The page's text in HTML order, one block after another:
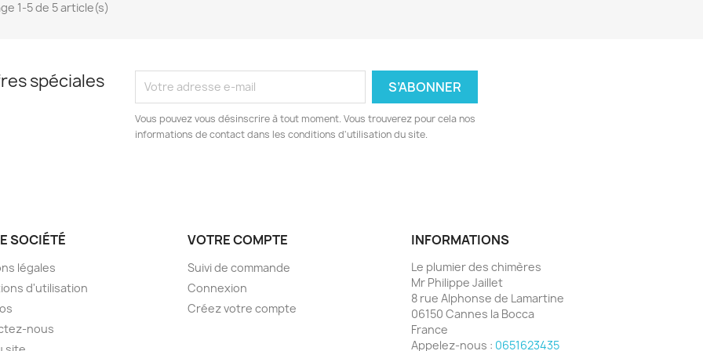
1-5 de 5 article(s)
spéciales
Vous pouvez vous désinscrire à tout moment. Vous trouverez pour cela nos
informations de contact dans les conditions d'utilisation du site.
SOCIÉTÉ
légales
d'utilisation
nous
VOTRE COMPTE
Suivi de commande
Connexion
Créez votre compte
INFORMATIONS
Le plumier des chimères
Mr Philippe Jaillet
8 rue Alphonse de Lamartine
06150 Cannes la Bocca
France
Appelez-nous : 0651623435